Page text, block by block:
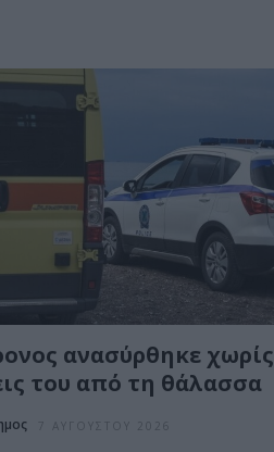
ανασύρθηκε χωρίς
του από τη θάλασσα
7 ΑΥΓΟΎΣΤΟΥ 2026